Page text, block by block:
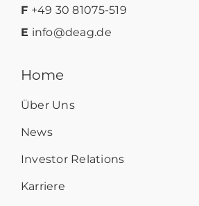
F +49 30 81075-519
E info@deag.de
Home
Über Uns
News
Investor Relations
Karriere